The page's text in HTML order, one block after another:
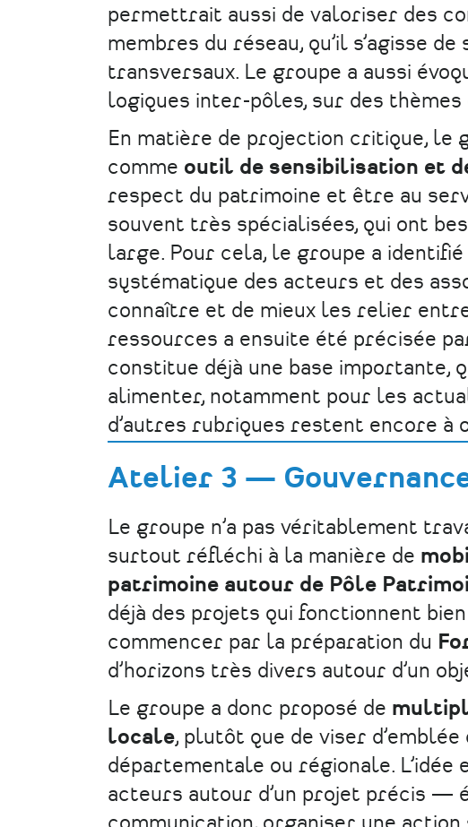
permettrait aussi de valoriser des
membres du réseau, qu’il s’agisse
transversaux. Le groupe a aussi
logiques inter-pôles, sur des
En matière de projection critique,
comme outil de sensibilisation et
respect du patrimoine et être au
souvent très spécialisées, qui ont
large. Pour cela, le groupe a
systématique des acteurs et des
connaître et de mieux les relier
ressources a ensuite été précisée
constitue déjà une base importante,
alimenter, notamment pour les
d’autres rubriques restent encore à
Atelier 3 —
Le groupe n’a pas véritablement
surtout réfléchi à la manière de
patrimoine autour de Pôle
déjà des projets qui fonctionnent
commencer par la préparation du
d’horizons très divers autour d’un
Le groupe a donc proposé de
locale, plutôt que de viser
départementale ou régionale. L’idée
acteurs autour d’un projet précis —